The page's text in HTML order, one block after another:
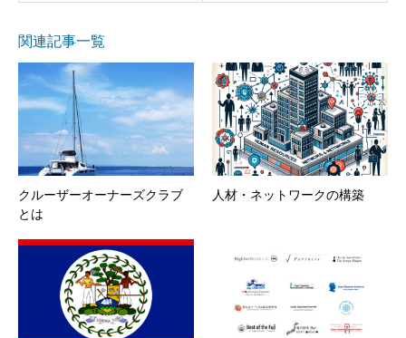
関連記事一覧
クルーザーオーナーズクラブ
とは
人材・ネットワークの構築